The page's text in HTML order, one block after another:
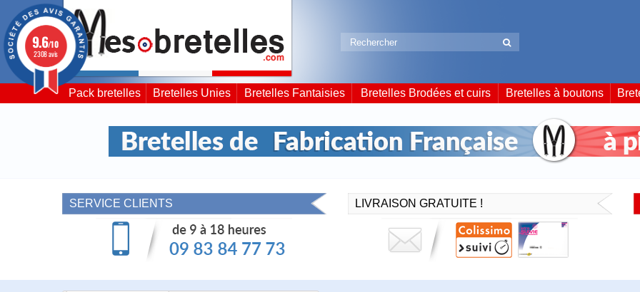
Pack bretelles Bretelles Unies Bretelles Fantaisies Bretelles Brodées et cuirs Bretelles à boutons
SERVICE CLIENTS LIVRAISON GRATUITE !
9.6/10
2308 avis